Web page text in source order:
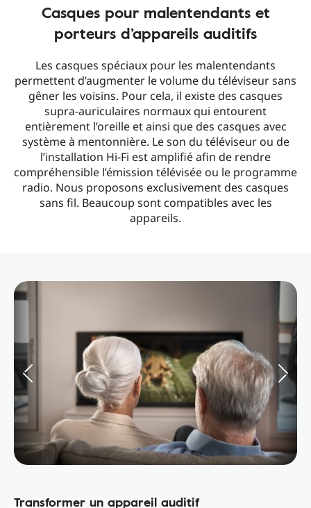
Casques pour malentendants et
porteurs d’appareils auditifs
Les casques spéciaux pour les malentendants
permettent d’augmenter le volume du téléviseur sans
gêner les voisins. Pour cela, il existe des casques
supra-auriculaires normaux qui entourent
entièrement l’oreille et ainsi que des casques avec
système à mentonnière. Le son du téléviseur ou de
l’installation Hi-Fi est amplifié afin de rendre
compréhensible l’émission télévisée ou le programme
radio. Nous proposons exclusivement des casques
sans fil. Beaucoup sont compatibles avec les
appareils.
Transformer un appareil auditif